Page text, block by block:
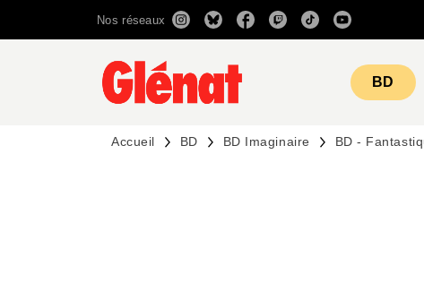
RECHERCHE CONTENU
Nos réseaux
BD
Accueil BD BD Imaginaire BD -